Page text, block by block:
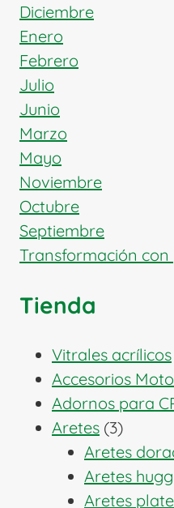
Diciembre
Enero
Febrero
Julio
Junio
Marzo
Mayo
Noviembre
Octubre
Septiembre
Transformación
Tienda
Vitrales acrílicos
Accesorios
Adornos para
Aretes 33
Aretes
Aretes
Aretes